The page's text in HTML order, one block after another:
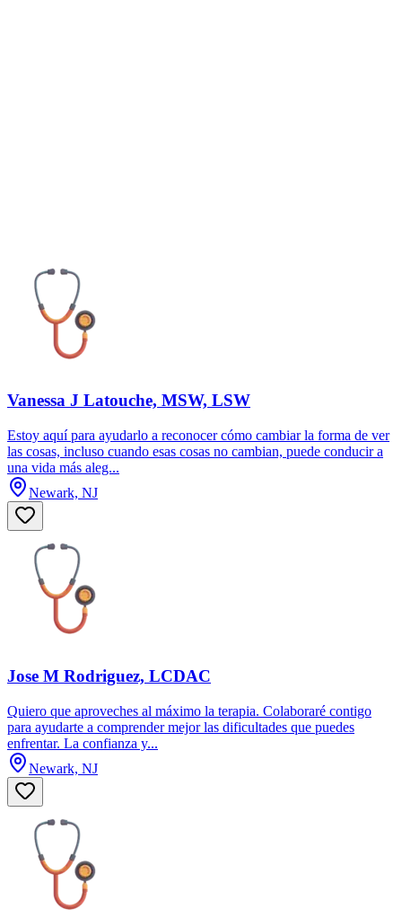
Vanessa J Latouche, MSW, LSW
Estoy aquí para ayudarlo a reconocer cómo cambiar la forma de ver
las cosas, incluso cuando esas cosas no cambian, puede conducir a
una vida más aleg...
Newark, NJ
Jose M Rodriguez, LCDAC
Quiero que aproveches al máximo la terapia. Colaboraré contigo
para ayudarte a comprender mejor las dificultades que puedes
enfrentar. La confianza y...
Newark, NJ